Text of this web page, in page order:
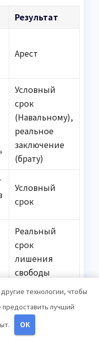
Результат
Арест
Условный
срок
(Навальному),
реальное
заключение
(брату)
Условный
срок
Реальный
срок
лишения
свободы
годы
технологии, чтобы
предоставить лучший
OK